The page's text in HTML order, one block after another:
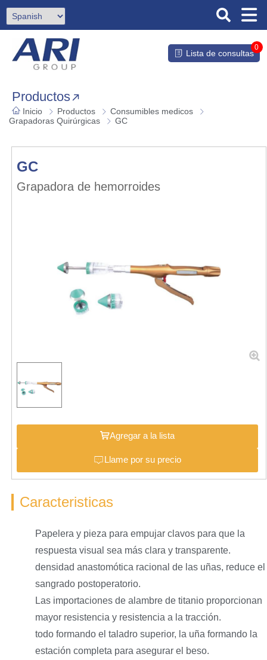
Lista de consultas
0
Productos
Inicio Productos
Consumibles medicos
Grapadoras Quirúrgicas
GC
GC
Grapadora de hemorroides
Agregar a la lista
Llame por su precio
Caracteristicas
Papelera y pieza para empujar clavos para que la
respuesta visual sea más clara y transparente.
densidad anastomótica racional de las uñas, reduce el
sangrado postoperatorio.
Las importaciones de alambre de titanio proporcionan
mayor resistencia y resistencia a la tracción.
todo formando el taladro superior, la uña formando la
estación completa para asegurar el beso.